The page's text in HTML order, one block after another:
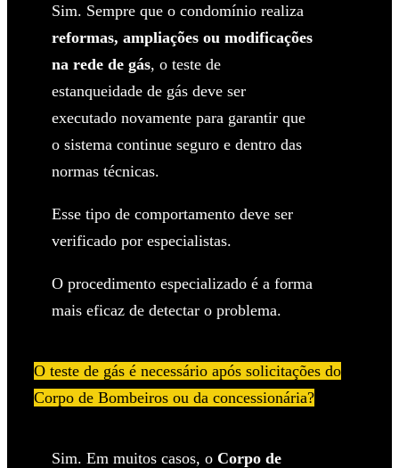
Sim. Sempre que o condomínio realiza
reformas, ampliações ou modificações
na rede de gás, o teste de
estanqueidade de gás deve ser
executado novamente para garantir que
o sistema continue seguro e dentro das
normas técnicas.
Esse tipo de comportamento deve ser
verificado por especialistas.
O procedimento especializado é a forma
mais eficaz de detectar o problema.
O teste de gás é necessário após solicitações do
Corpo de Bombeiros ou da concessionária?
Sim. Em muitos casos, o Corpo de